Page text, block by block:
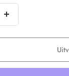
niet
Verhoog
de
voor